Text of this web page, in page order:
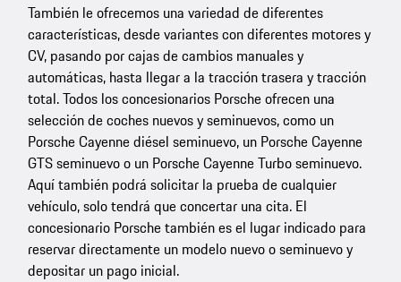
También le ofrecemos una variedad de diferentes
características, desde variantes con diferentes motores y
CV, pasando por cajas de cambios manuales y
automáticas, hasta llegar a la tracción trasera y tracción
total. Todos los concesionarios Porsche ofrecen una
selección de coches nuevos y seminuevos, como un
Porsche Cayenne diésel seminuevo, un Porsche Cayenne
GTS seminuevo o un Porsche Cayenne Turbo seminuevo.
Aquí también podrá solicitar la prueba de cualquier
vehículo, solo tendrá que concertar una cita. El
concesionario Porsche también es el lugar indicado para
reservar directamente un modelo nuevo o seminuevo y
depositar un pago inicial.